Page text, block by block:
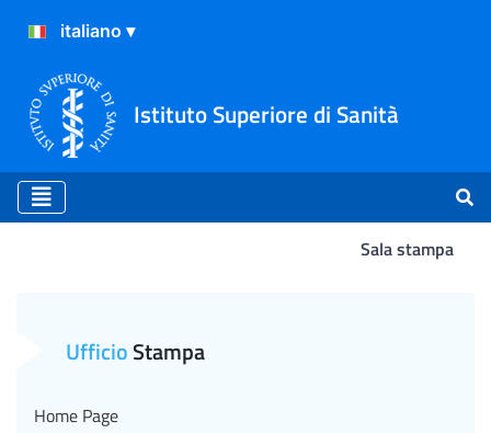
Istituto Superiore di Sanità
Sala stampa
UfficioStampa
Home Page